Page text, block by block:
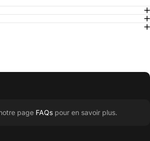
page FAQs pour en savoir plus.